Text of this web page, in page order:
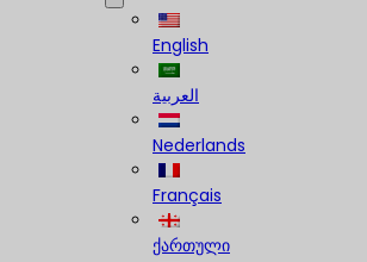
English
العربية
Nederlands
Français
ქართული